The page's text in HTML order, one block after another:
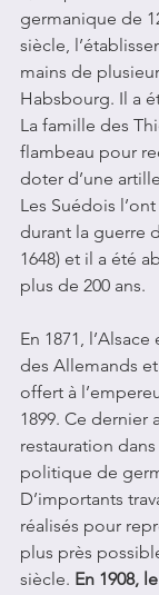
germanique de
siècle,
mains de
Habsbourg. Il a
La famille des
flambeau pour
doter d’une
Les Suédois
durant la guerre
1648) et il a été
plus de 200 ans.
En 1871,
des Allemands
offert à
1899. Ce dernier
restauration
politique de
D’importants
réalisés pour
plus près
siècle. En 1908,